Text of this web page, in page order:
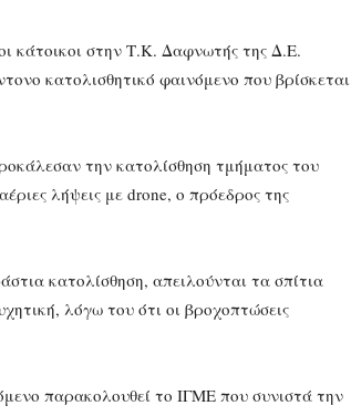
κάτοικοι στην Τ.Κ. Δαφνωτής της Δ.Ε.
κατολισθητικό φαινόμενο που βρίσκεται
την κατολίσθηση τμήματος του
λήψεις με drone, ο πρόεδρος της
κατολίσθηση, απειλούνται τα σπίτια
λόγω του ότι οι βροχοπτώσεις
παρακολουθεί το ΙΓΜΕ που συνιστά την